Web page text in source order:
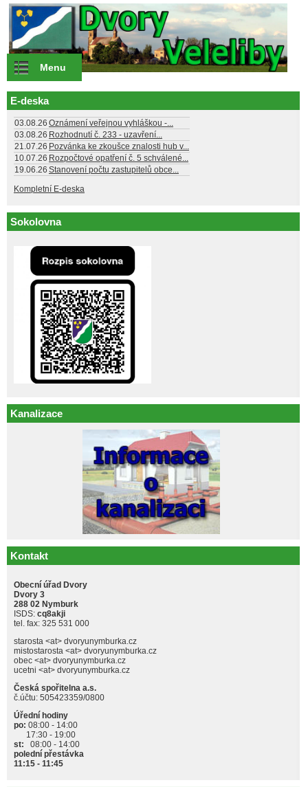
Přejít k hlavnímu obsahu
Menu
E-deska
03.08.26 Oznámení veřejnou vyhláškou -...
03.08.26 Rozhodnutí č. 233 - uzavření...
21.07.26 Pozvánka ke zkoušce znalosti hub v...
10.07.26 Rozpočtové opatření č. 5 schválené...
19.06.26 Stanovení počtu zastupitelů obce...
Kompletní E-deska
Sokolovna
Kanalizace
Kontakt
Obecní úřad Dvory
Dvory 3
288 02 Nymburk
ISDS: cq8akji
tel. fax: 325 531 000
starosta <at> dvoryunymburka.cz
mistostarosta <at> dvoryunymburka.cz
obec <at> dvoryunymburka.cz
ucetni <at> dvoryunymburka.cz
Česká spořitelna a.s.
č.účtu: 505423359/0800
Úřední hodiny
po: 08:00 - 14:00
17:30 - 19:00
st: 08:00 - 14:00
polední přestávka
11:15 - 11:45